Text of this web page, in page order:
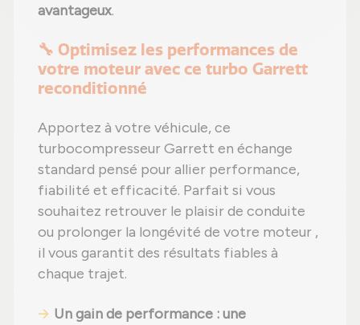
avantageux.
🔧 Optimisez les performances de
votre moteur avec ce turbo Garrett
reconditionné
Apportez à votre véhicule, ce
turbocompresseur Garrett en échange
standard pensé pour allier performance,
fiabilité et efficacité. Parfait si vous
souhaitez retrouver le plaisir de conduite
ou prolonger la longévité de votre moteur ,
il vous garantit des résultats fiables à
chaque trajet.
Un gain de performance : une